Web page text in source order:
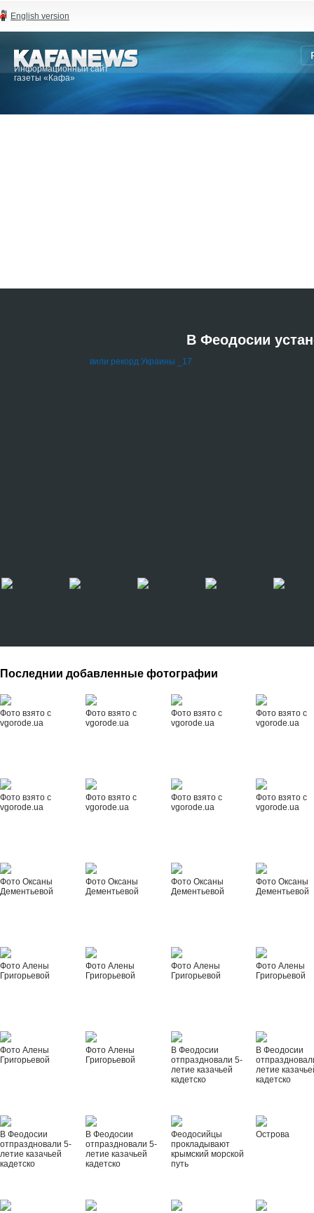
English version
Информационный сайт
газеты «Кафа»
В Феодосии
Последнии добавленные фотографии
Фото взято с
vgorode.ua
Фото взято с
vgorode.ua
Фото взято с
vgorode.ua
Фото взято с
vgorode.ua
Фото взято с
vgorode.ua
Фото взято с
vgorode.ua
Фото взято с
vgorode.ua
Фото взято с
vgorode.ua
Фото Оксаны
Дементьевой
Фото Оксаны
Дементьевой
Фото Оксаны
Дементьевой
Фото Оксаны
Дементьевой
Фото Алены
Григорьевой
Фото Алены
Григорьевой
Фото Алены
Григорьевой
Фото Алены
Григорьевой
Фото Алены
Григорьевой
Фото Алены
Григорьевой
В Феодосии
отпраздновали 5-
летие казачьей
кадетско
В Феодосии
летие
кадетско
В Феодосии
отпраздновали 5-
летие казачьей
кадетско
В Феодосии
отпраздновали 5-
летие казачьей
кадетско
Феодосийцы
прокладывают
крымский морской
путь
Острова